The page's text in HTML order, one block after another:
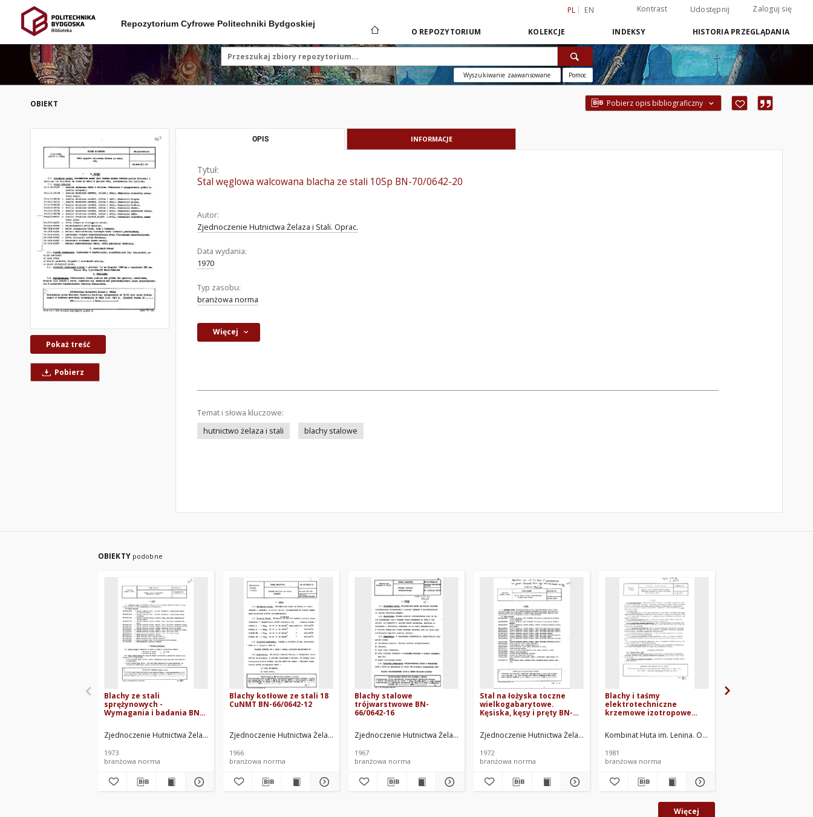
PL EN Kontrast Udostępnij Zaloguj się
Repozytorium Cyfrowe Politechniki Bydgoskiej
O REPOZYTORIUM KOLEKCJE INDEKSY HISTORIA PRZEGLĄDANIA
Wyszukiwanie zaawansowane Pomoc
OBIEKT Pobierz opis bibliograficzny
Pokaż treść
Pobierz
OPIS INFORMACJE
Tytuł:
Stal węglowa walcowana blacha ze stali 10Sp BN-70/0642-20
Autor:
Zjednoczenie Hutnictwa Żelaza i Stali. Oprac.
Data wydania:
1970
Typ zasobu:
branżowa norma
Więcej
Temat i słowa kluczowe:
hutnictwo żelaza i stali
blachy stalowe
OBIEKTY podobne
Blachy ze stali
sprężynowych -
Wymagania i badania BN-
Zjednoczenie Hutnictwa Żelaza i Stali. Oprac.
1973
branżowa norma
Blachy kotłowe ze stali 18
CuNMT BN-66/0642-12
Zjednoczenie Hutnictwa Żelaza i Stali. Oprac.
1966
branżowa norma
Blachy stalowe
trójwarstwowe BN-
66/0642-16
Zjednoczenie Hutnictwa Żelaza i Stali. Oprac.
1967
branżowa norma
Stal na łożyska toczne
wielkogabarytowe.
Kęsiska, kęsy i pręty BN-
Zjednoczenie Hutnictwa Żelaza i Stali. Oprac.
1972
branżowa norma
Blachy i taśmy
elektrotechniczne
krzemowe izotropowe
stratności od 2,0 do 3,5
W/kg BN-80/0642-43
Kombinat Huta im. Lenina. Oprac.
1981
branżowa norma
Więcej